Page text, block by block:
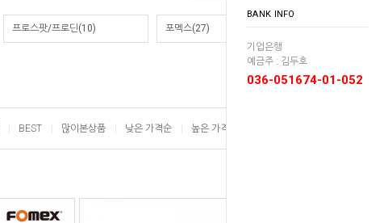
BANK INFO
기업은행
예금주 : 김두호
036-051674-01-052
프로스팟/프로딘(10) 포멕스(27)
BEST 많이본상품 낮은 가격순 높은 가격순